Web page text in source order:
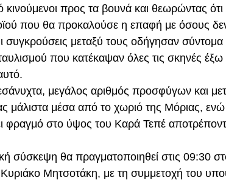
κινούμενοι προς τα βουνά και θεωρώντας
που θα προκαλούσε η επαφή με όσους
μεταξύ τους οδήγησαν σύντομα
που κατέκαψαν όλες τις σκηνές
μεγάλος αριθμός προσφύγων και
μάλιστα μέσα από το χωριό της Μόριας, ενώ
φραγμό στο ύψος του Καρά Τεπέ
σύσκεψη θα πραγματοποιηθεί στις 09:30
Μητσοτάκη, με τη συμμετοχή του